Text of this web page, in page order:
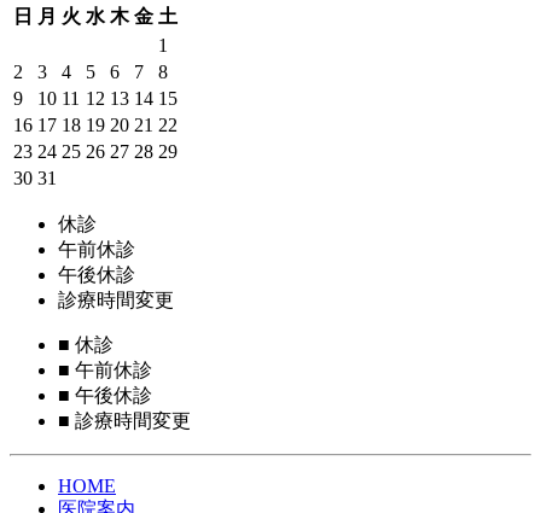
日
月 火 水 木 金 土
1
2
3 4 5 6 7
8
9
10 11 12 13 14 15
16 17 18 19 20 21 22
23 24 25 26 27 28 29
30 31
休診
午前休診
午後休診
診療時間変更
■ 休診
■ 午前休診
■ 午後休診
■ 診療時間変更
HOME